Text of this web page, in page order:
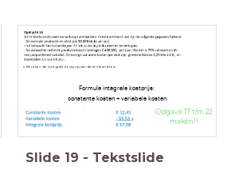
Formule integrale kostprijs:
constante kosten + variabele kosten
c. Bereken de integrale kostprijs van de armband Lexi
Opgave 17 t/m 22
maken!!
Slide 19 - Tekstslide